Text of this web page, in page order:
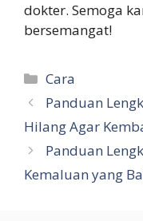
dokter. Semoga
bersemangat!
Categories
Cara
Panduan
Hilang Agar
Panduan
Kemaluan yang